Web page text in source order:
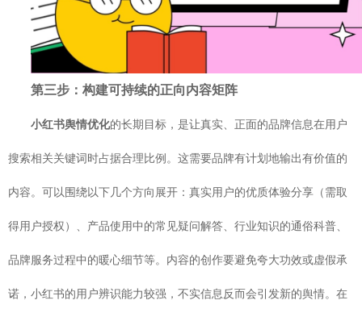
第三步：构建可持续的正向内容矩阵
小红书舆情优化的长期目标，是让真实、正面的品牌信息在用户
搜索相关关键词时占据合理比例。这需要品牌有计划地输出有价值的
内容。可以围绕以下几个方向展开：真实用户的优质体验分享（需取
得用户授权）、产品使用中的常见疑问解答、行业知识的通俗科普、
品牌服务过程中的暖心细节等。内容的创作要避免夸大功效或虚假承
诺，小红书的用户辨识能力较强，不实信息反而会引发新的舆情。在